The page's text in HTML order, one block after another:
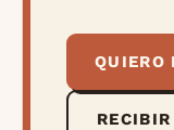
QUIERO